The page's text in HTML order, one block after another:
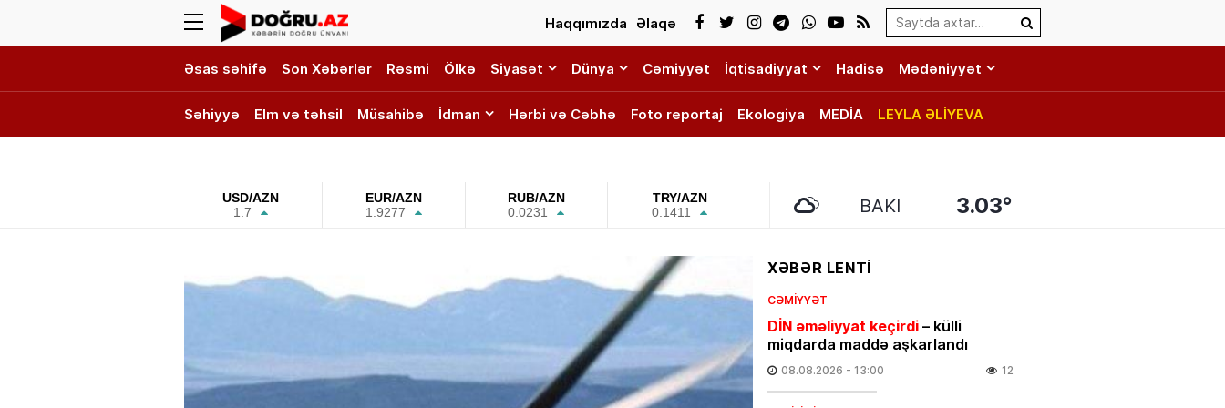
Search…
Haqqımızda Əlaqə
Əsas səhifə Son Xəbərlər Rəsmi Ölkə Siyasət Dünya Cəmiyyət İqtisadiyyat Hadisə Mədəniyyət
Səhiyyə Elm və təhsil Müsahibə İdman Hərbi və Cəbhə Foto reportaj Ekologiya MEDİA LEYLA ƏLİYEVA
USD/AZN
1.7
EUR/AZN
1.9277
RUB/AZN
0.0231
TRY/AZN
0.1411
BAKI 3.03°
XƏBƏR LENTİ
CƏMIYYƏT
DİN əməliyyat keçirdi– külli
miqdarda maddə aşkarlandı
08.08.2026 - 13:00 12